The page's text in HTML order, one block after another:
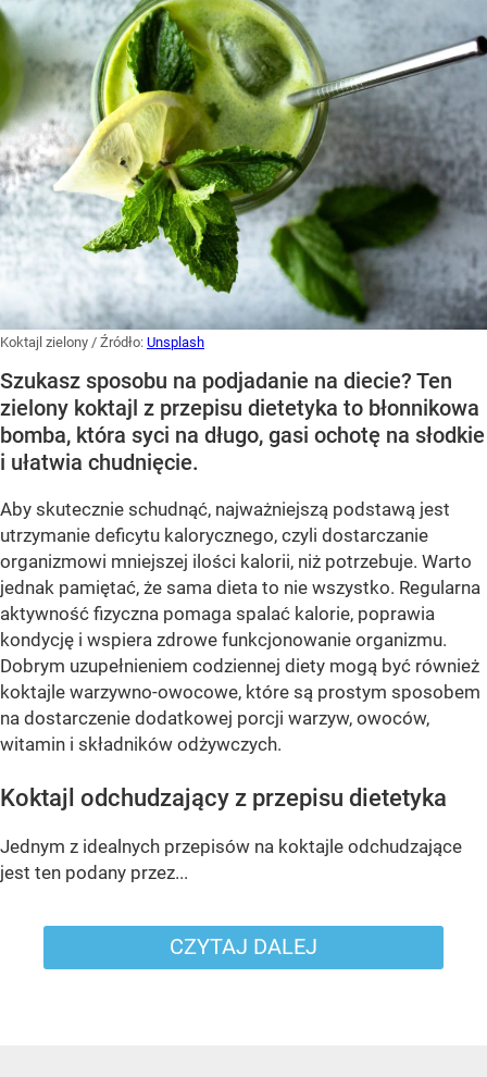
Koktajl zielony / Źródło: Unsplash
Szukasz sposobu na podjadanie na diecie? Ten
zielony koktajl z przepisu dietetyka to błonnikowa
bomba, która syci na długo, gasi ochotę na słodkie
i ułatwia chudnięcie.
Aby skutecznie schudnąć, najważniejszą podstawą jest
utrzymanie deficytu kalorycznego, czyli dostarczanie
organizmowi mniejszej ilości kalorii, niż potrzebuje. Warto
jednak pamiętać, że sama dieta to nie wszystko. Regularna
aktywność fizyczna pomaga spalać kalorie, poprawia
kondycję i wspiera zdrowe funkcjonowanie organizmu.
Dobrym uzupełnieniem codziennej diety mogą być również
koktajle warzywno-owocowe, które są prostym sposobem
na dostarczenie dodatkowej porcji warzyw, owoców,
witamin i składników odżywczych.
Koktajl odchudzający z przepisu dietetyka
Jednym z idealnych przepisów na koktajle odchudzające
jest ten podany przez...
CZYTAJ DALEJ